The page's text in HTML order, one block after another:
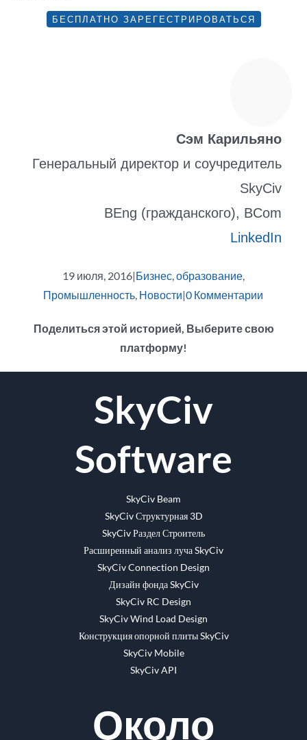
БЕСПЛАТНО ЗАРЕГЕСТРИРОВАТЬСЯ
Сэм Карильяно
Генеральный директор и соучредитель
SkyCiv
BEng (гражданского), BCom
LinkedIn
19 июля, 2016|Бизнес, образование,
Промышленность Новости|0 Комментарии
Поделиться этой историей, Выберите свою
платформу!
адрес
SkyCiv
Software
SkyCiv Beam
SkyCiv Структурная 3D
SkyCiv Раздел Строитель
Расширенный анализ луча SkyCiv
SkyCiv Connection Design
Дизайн фонда SkyCiv
SkyCiv RC Design
SkyCiv Wind Load Design
Конструкция опорной плиты SkyCiv
SkyCiv Mobile
SkyCiv API
Около